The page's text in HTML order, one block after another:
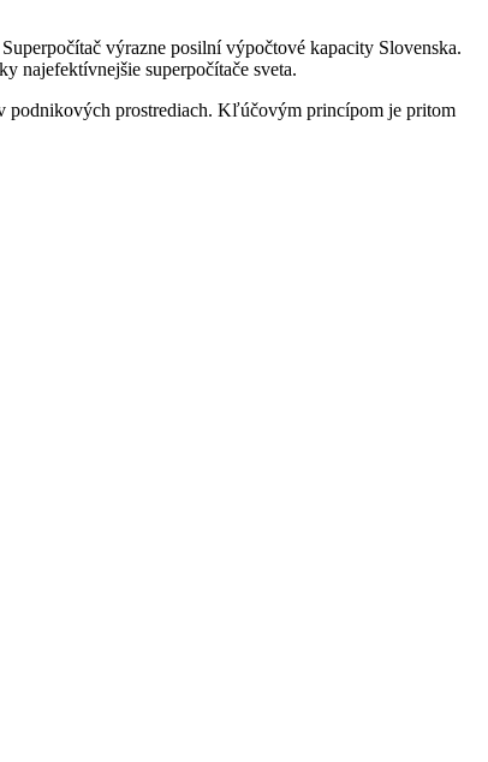
výrazne posilní výpočtové kapacity Slovenska.
najefektívnejšie superpočítače sveta.
podnikových prostrediach. Kľúčovým princípom je pritom